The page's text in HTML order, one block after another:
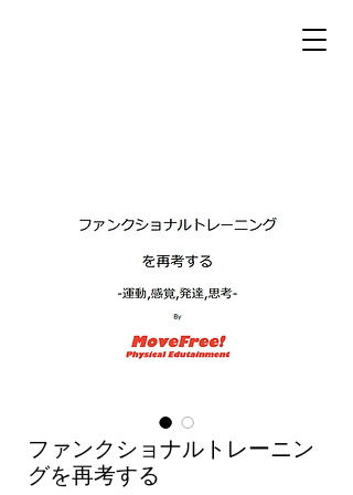
ファンクショナルトレーニン
グを再考する